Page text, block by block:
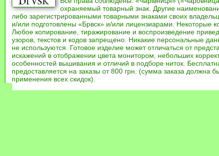
охраняемый товарный знак. Другие
либо зарегистрированными товарными знаками своих
и/или подготовлены «Брвск» и/или лицензиарами. Некоторые
Любое копирование, тиражирование и воспроизведение
узоров, текстов и кодов запрещено. Никакие персональные
не используются. Готовое изделие может отличаться от
искажений в отображении цвета монитором, небольших
особенностей вышивания и отличий в подборе ниток.
предоставляется на заказы от 800 грн. (сумма заказа должна
применения всех скидок).